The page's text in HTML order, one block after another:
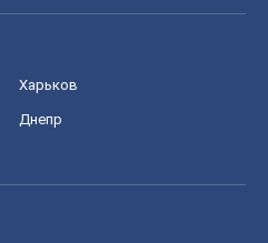
Харьков
Днепр